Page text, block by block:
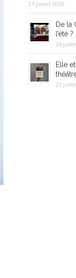
27 juillet 2026
De la
l’été ?
24
Elle
23